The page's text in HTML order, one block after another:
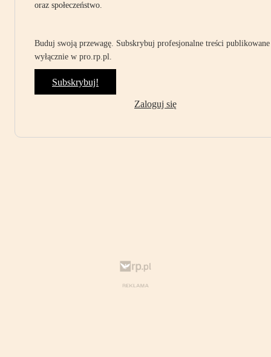
oraz społeczeństwo.
Buduj swoją przewagę. Subskrybuj profesjonalne treści publikowane
wyłącznie w pro.rp.pl.
Subskrybuj!
Zaloguj się